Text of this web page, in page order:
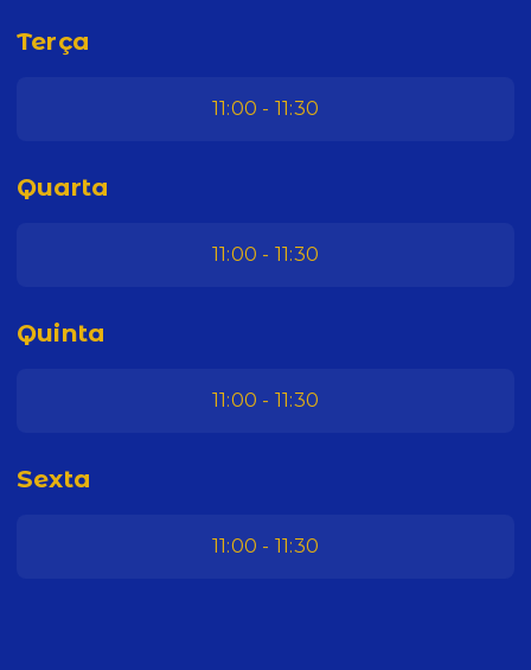
Terça
11:00 - 11:30
Quarta
11:00 - 11:30
Quinta
11:00 - 11:30
Sexta
11:00 - 11:30